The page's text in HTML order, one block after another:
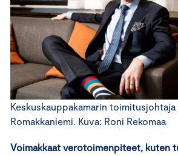
Keskuskauppakamarin
Romakkaniemi. Kuva: Roni Rekomaa
Voimakkaat verotoimenpiteet, kuten